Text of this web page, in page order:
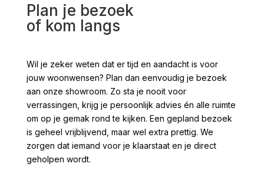
Plan je bezoek
of kom langs
Wil je zeker weten dat er tijd en aandacht is voor
jouw woonwensen? Plan dan eenvoudig je bezoek
aan onze showroom. Zo sta je nooit voor
verrassingen, krijg je persoonlijk advies én alle ruimte
om op je gemak rond te kijken. Een gepland bezoek
is geheel vrijblijvend, maar wel extra prettig. We
zorgen dat iemand voor je klaarstaat en je direct
geholpen wordt.